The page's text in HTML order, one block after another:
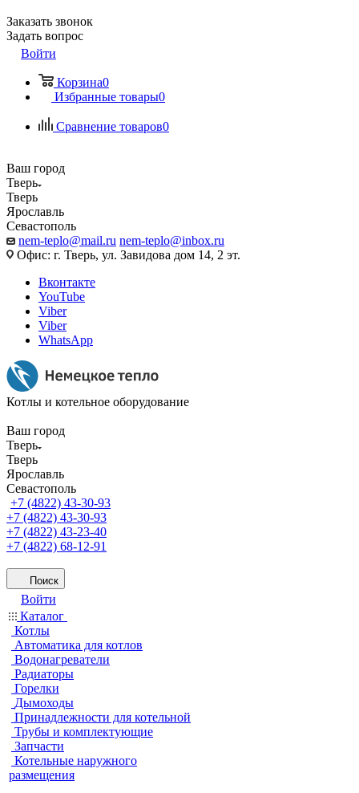
Заказать звонок
Задать вопрос
Войти
Корзина0
Избранные товары0
Сравнение товаров0
Ваш город
Тверь
Тверь
Ярославль
Севастополь
nem-teplo@mail.ru nem-teplo@inbox.ru
Офис: г. Тверь, ул. Завидова дом 14, 2 эт.
Вконтакте
YouTube
Viber
Viber
WhatsApp
Котлы и котельное оборудование
Ваш город
Тверь
Тверь
Ярославль
Севастополь
+7 (4822) 43-30-93
+7 (4822) 43-30-93
+7 (4822) 43-23-40
+7 (4822) 68-12-91
Поиск
Войти
Каталог
Котлы
Автоматика для котлов
Водонагреватели
Радиаторы
Горелки
Дымоходы
Принадлежности для котельной
Трубы и комплектующие
Запчасти
Котельные наружного
размещения